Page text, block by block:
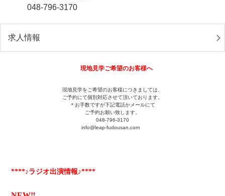
048-796-3170
求人情報
現地見学ご希望のお客様へ
現地見学をご希望のお客様につきましては、
ご予約にて個別対応させて頂いております。
＊お手数ですが下記電話かメールにて
ご予約お願い致します。
048-796-3170
info@leap-fudousan.com
****♪ラジオ出演情報♪****